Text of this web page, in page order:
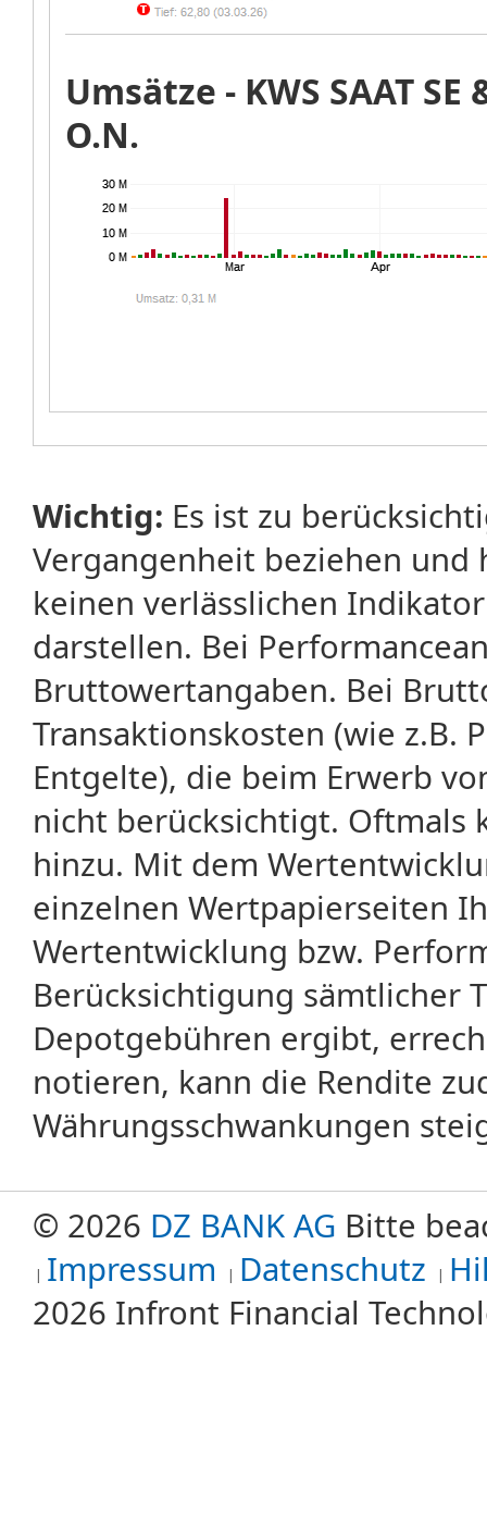
Umsätze - KWS SAAT
O.N.
Wichtig: Es ist zu
Vergangenheit beziehen
keinen verlässlichen
darstellen. Bei
Bruttowertangaben. Bei
Transaktionskosten (wie z.B.
Entgelte), die beim Erwerb
nicht berücksichtigt. Oftmals
hinzu. Mit dem
einzelnen Wertpapierseiten
Wertentwicklung bzw.
Berücksichtigung sämtlicher
Depotgebühren ergibt,
notieren, kann die Rendite
Währungsschwankungen
© 2026 DZ BANK AG Bitte
Impressum
Datenschutz
2026 Infront Financial